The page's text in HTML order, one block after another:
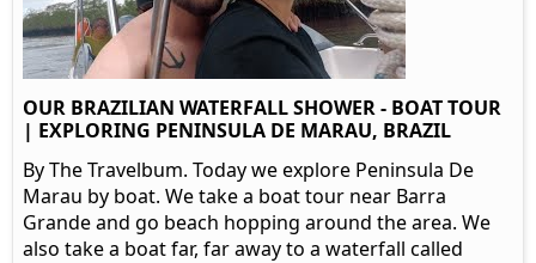
OUR BRAZILIAN WATERFALL SHOWER - BOAT TOUR
| EXPLORING PENINSULA DE MARAU, BRAZIL
By The Travelbum. Today we explore Peninsula De
Marau by boat. We take a boat tour near Barra
Grande and go beach hopping around the area. We
also take a boat far, far away to a waterfall called